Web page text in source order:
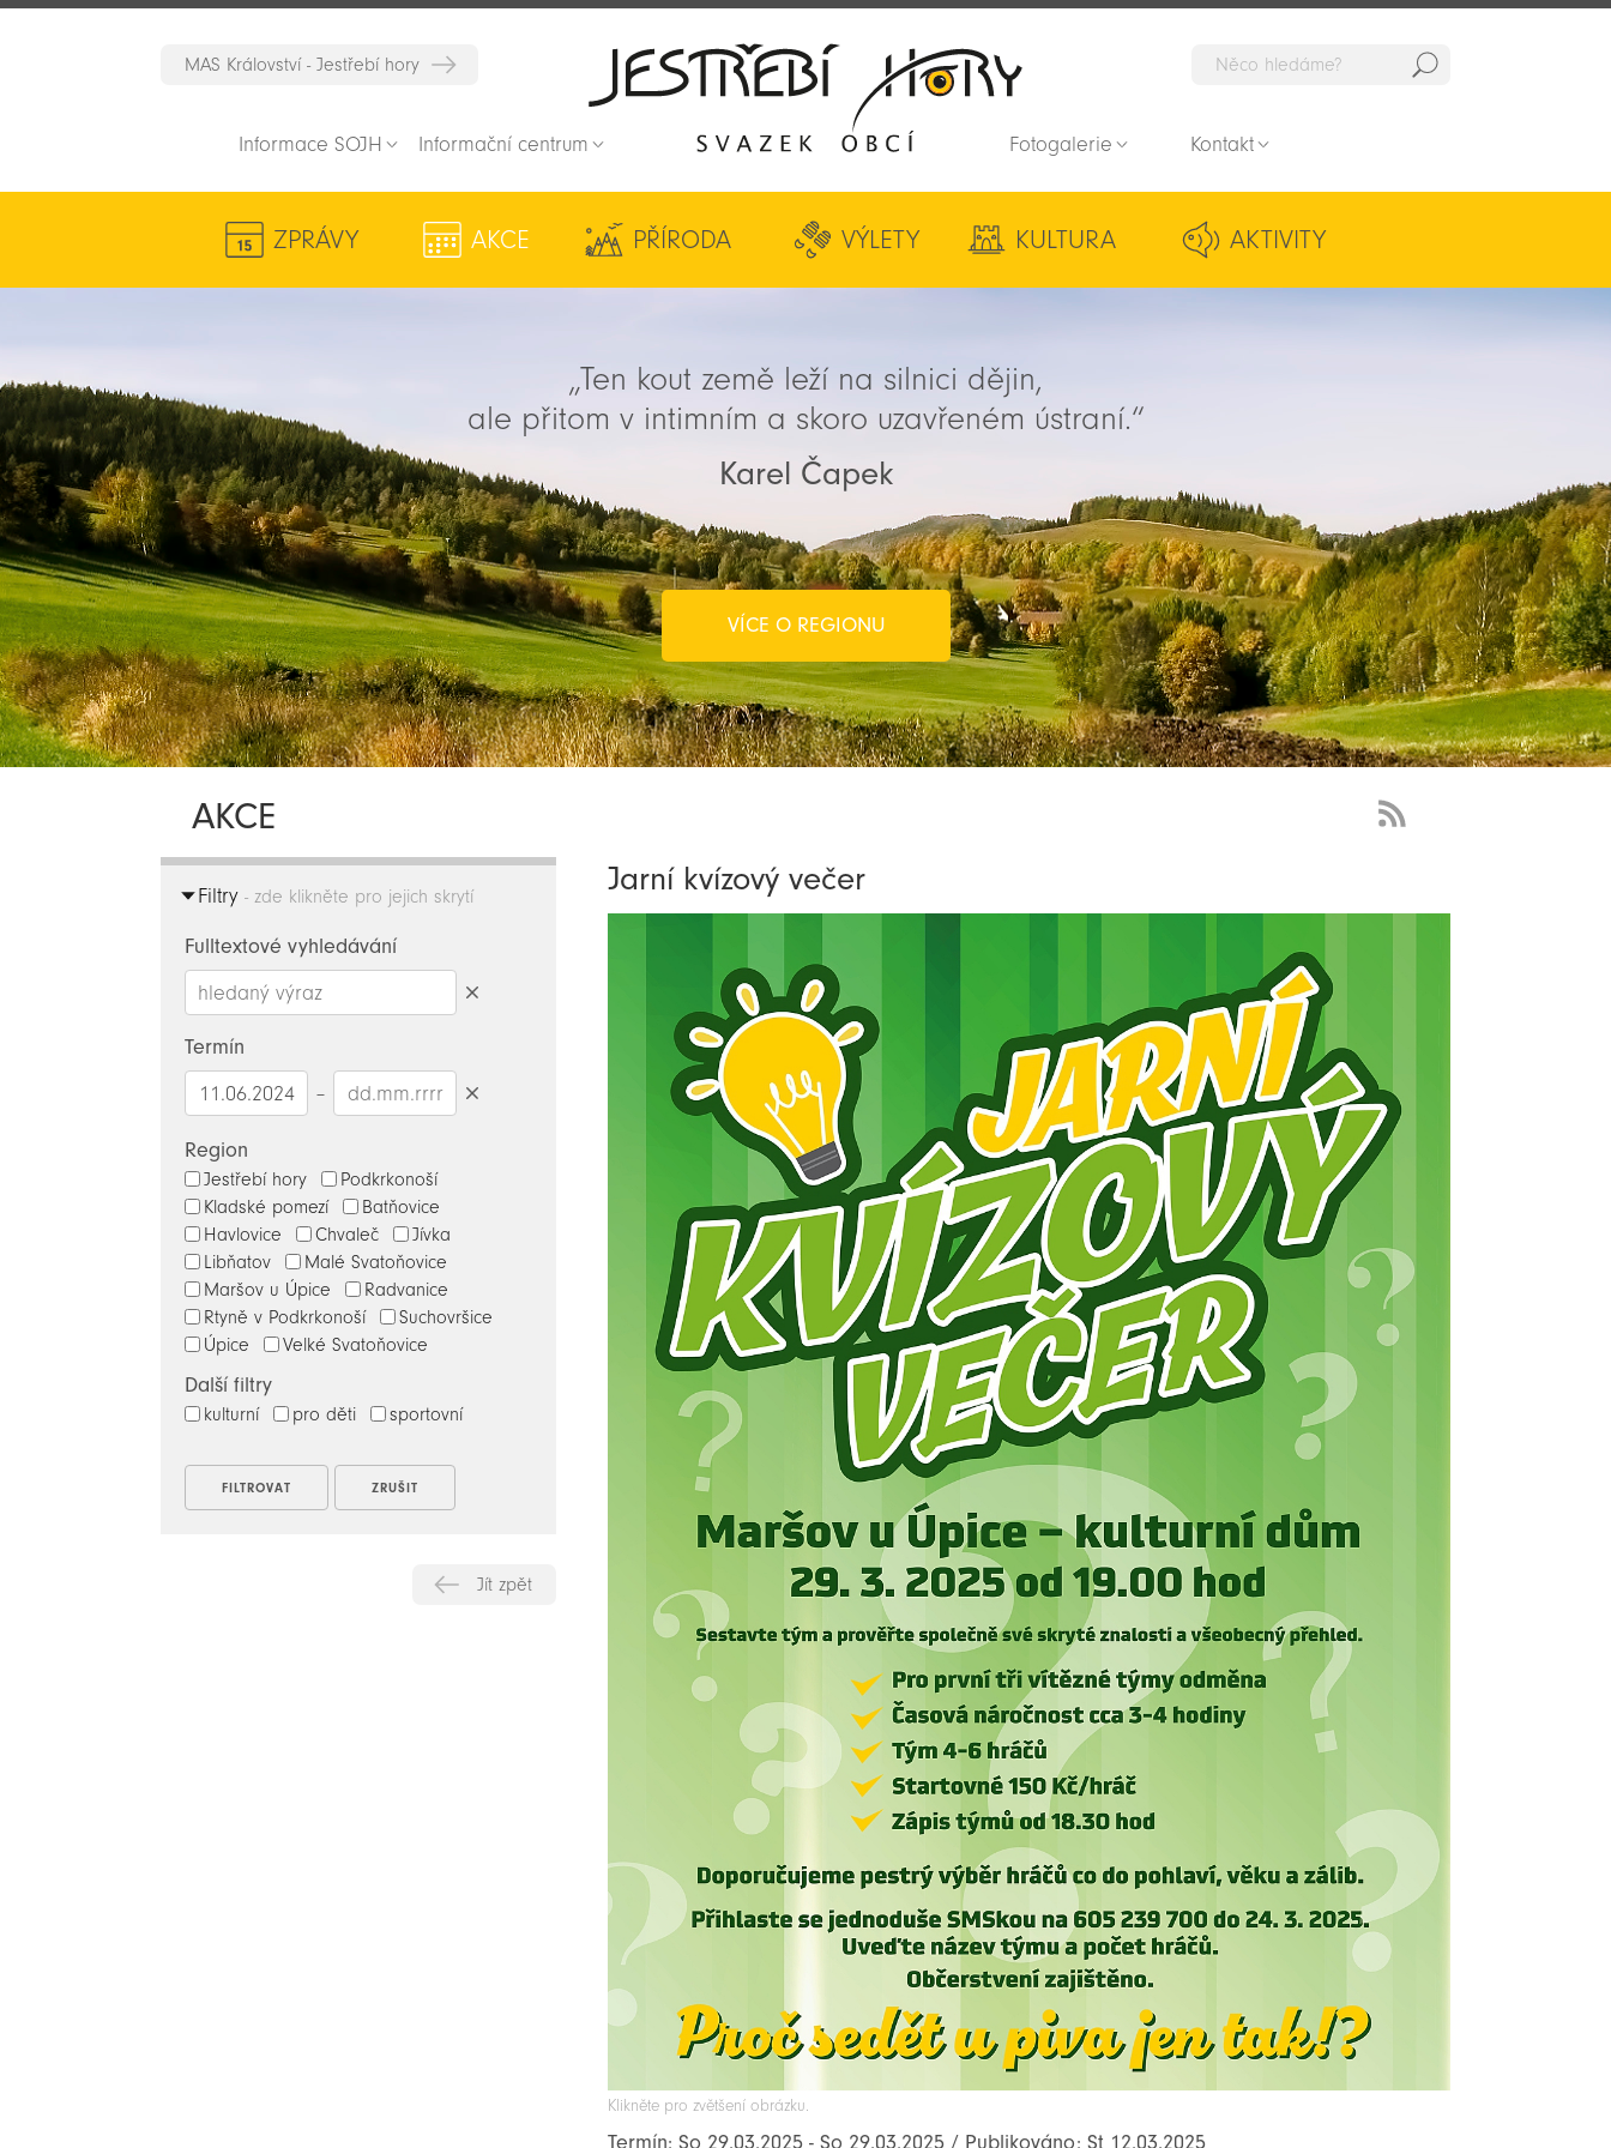
MAS Království - Jestřebí hory
Informace SOJH Informační centrum Fotogalerie Kontakt
ZPRÁVY AKCE PŘÍRODA VÝLETY KULTURA AKTIVITY
„Ten kout země leží na silnici dějin,
ale přitom v intimním a skoro uzavřeném ústraní.“
Karel Čapek
VÍCE O REGIONU
AKCE
Filtry - zde klikněte pro jejich skrytí
Fulltextové vyhledávání
Termín
–
Region
Jestřebí hory
Podkrkonoší
Kladské pomezí
Batňovice
Havlovice
Chvaleč
Jívka
Libňatov
Malé Svatoňovice
Maršov u Úpice
Radvanice
Rtyně v Podkrkonoší
Suchovršice
Úpice
Velké Svatoňovice
Další filtry
kulturní pro děti sportovní
Jít zpět
Jarní kvízový večer
Klikněte pro zvětšení obrázku.